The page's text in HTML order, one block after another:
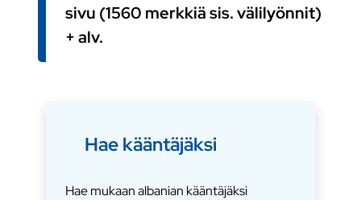
sivu (1560 merkkiä sis. välilyönnit)
+ alv.
Hae kääntäjäksi
Hae mukaan albanian kääntäjäksi